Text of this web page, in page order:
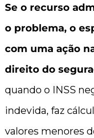
Se o recurso
o problema, o
com uma ação
direito do
quando o INSS
indevida, faz
valores menores